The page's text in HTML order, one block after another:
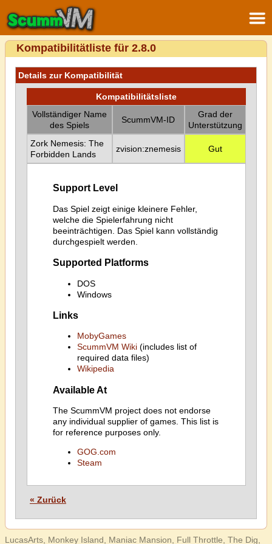
Kompatibilitätliste für 2.8.0
Details zur Kompatibilität
Kompatibilitätsliste
Vollständiger Name
des Spiels
ScummVM-ID
Grad der
Unterstützung
Zork Nemesis: The
Forbidden Lands
zvision:znemesis Gut
Support Level
Das Spiel zeigt einige kleinere Fehler,
welche die Spielerfahrung nicht
beeinträchtigen. Das Spiel kann vollständig
durchgespielt werden.
Supported Platforms
DOS
Windows
Links
MobyGames
ScummVM Wiki(includes list of
required data files)
Wikipedia
Available At
The ScummVM project does not endorse
any individual supplier of games. This list is
for reference purposes only.
GOG.com
Steam
« Zurück
LucasArts, Monkey Island, Maniac Mansion, Full Throttle, The Dig,